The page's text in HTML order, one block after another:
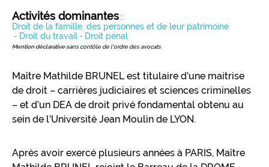
Activités dominantes :
Droit de la famille, des personnes et de leur patrimoine
Droit du travail
Droit pénal
Mention déclarative sans contôle de l'ordre des avocats
Maître Mathilde BRUNEL est titulaire d’une maitrise
de droit – carrières judiciaires et sciences criminelles
– et d’un DEA de droit privé fondamental obtenu au
sein de l’Université Jean Moulin de LYON.
Après avoir exercé plusieurs années à PARIS, Maître